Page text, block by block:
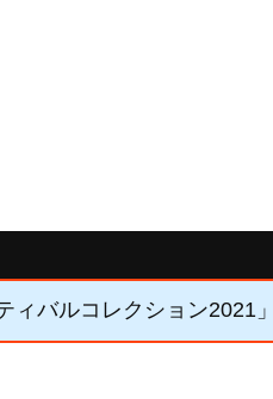
ィバルコレクション2021」